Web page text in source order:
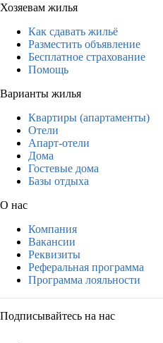
Хозяевам жилья
Как сдавать жильё
Разместить объявление
Бесплатное страхование
Помощь
Варианты жилья
Квартиры (апартаменты)
Отели
Апарт-отели
Дома
Гостевые дома
Базы отдыха
О нас
Компания
Вакансии
Реквизиты
Реферальная программа
Программа лояльности
Подписывайтесь на нас